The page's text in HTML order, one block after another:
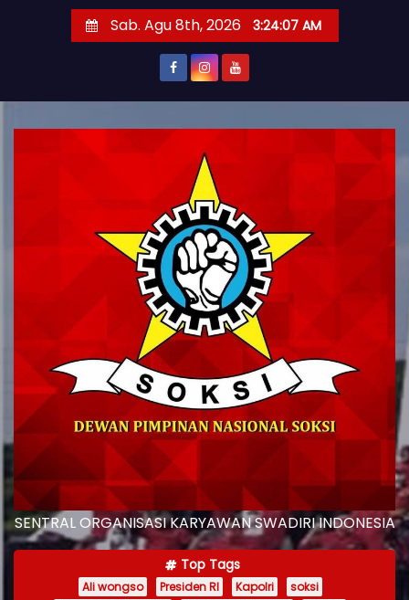
Sab. Agu 8th, 2026 3:24:08 AM
SENTRAL ORGANISASI KARYAWAN SWADIRI INDONESIA
Top Tags
Ali wongso Presiden RI Kapolri
soksi